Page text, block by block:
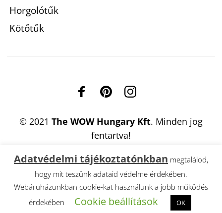
Horgolótűk
Kötőtűk
© 2021 The WOW Hungary Kft. Minden jog
fentartva!
Adatvédelmi tájékoztatónkban megtalálod,
hogy mit teszünk adataid védelme érdekében.
Webáruházunkban cookie-kat használunk a jobb működés
érdekében
Cookie beállítások OK